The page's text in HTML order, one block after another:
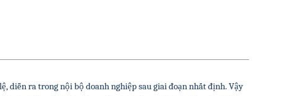
diễn ra trong nội bộ doanh nghiệp sau giai đoạn nhất định. Vậy